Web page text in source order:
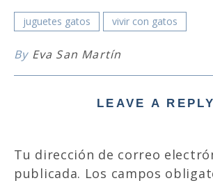
juguetes gatos vivir con gatos
By Eva San Martín
LEAVE A REPLY
Tu dirección de correo
publicada. Los campos